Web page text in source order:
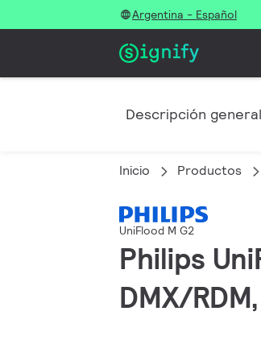
Argentina - Español
Descripción general
Inicio Productos
UniFlood M G2
Philips
DMX/